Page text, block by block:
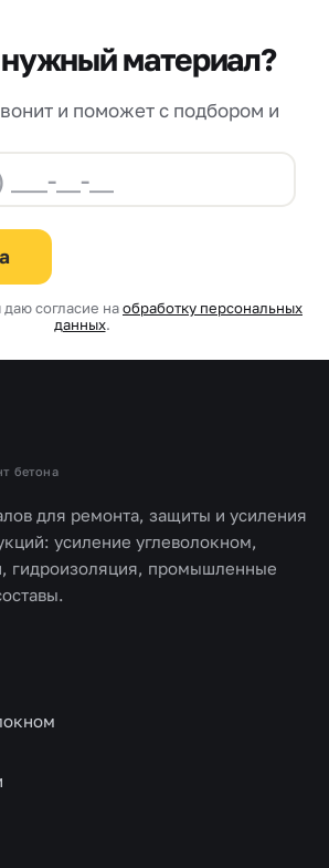
материал?
и поможет с подбором и
согласие наобработку персональных
данных.
бетона
для ремонта, защиты и усиления
усиление углеволокном,
гидроизоляция, промышленные